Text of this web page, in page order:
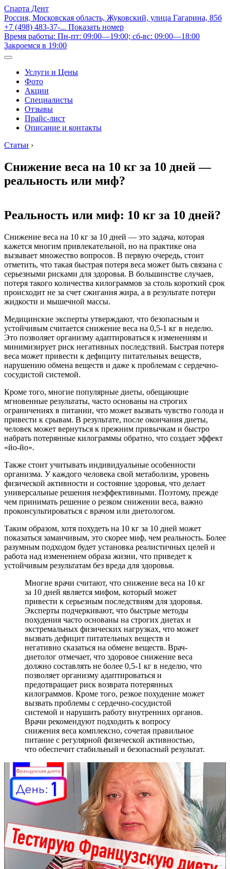
Спарта Дент
Россия, Московская область, Жуковский, улица Гагарина, 85б
+7 (498) 483-37-... Показать номер
Время работы: Пн-пт: 09:00—19:00; сб-вс: 09:00—18:00
Закроемся в 19:00
Услуги и Цены
Фото
Акции
Специалисты
Отзывы
Прайс-лист
Описание и контакты
Статьи ›
Снижение веса на 10 кг за 10 дней —
реальность или миф?
Реальность или миф: 10 кг за 10 дней?
Снижение веса на 10 кг за 10 дней — это задача, которая
кажется многим привлекательной, но на практике она
вызывает множество вопросов. В первую очередь, стоит
отметить, что такая быстрая потеря веса может быть связана с
серьезными рисками для здоровья. В большинстве случаев,
потеря такого количества килограммов за столь короткий срок
происходит не за счет сжигания жира, а в результате потери
жидкости и мышечной массы.
Медицинские эксперты утверждают, что безопасным и
устойчивым считается снижение веса на 0,5-1 кг в неделю.
Это позволяет организму адаптироваться к изменениям и
минимизирует риск негативных последствий. Быстрая потеря
веса может привести к дефициту питательных веществ,
нарушению обмена веществ и даже к проблемам с сердечно-
сосудистой системой.
Кроме того, многие популярные диеты, обещающие
мгновенные результаты, часто основаны на строгих
ограничениях в питании, что может вызвать чувство голода и
привести к срывам. В результате, после окончания диеты,
человек может вернуться к прежним привычкам и быстро
набрать потерянные килограммы обратно, что создает эффект
«йо-йо».
Также стоит учитывать индивидуальные особенности
организма. У каждого человека свой метаболизм, уровень
физической активности и состояние здоровья, что делает
универсальные решения неэффективными. Поэтому, прежде
чем принимать решение о резком снижении веса, важно
проконсультироваться с врачом или диетологом.
Таким образом, хотя похудеть на 10 кг за 10 дней может
показаться заманчивым, это скорее миф, чем реальность. Более
разумным подходом будет установка реалистичных целей и
работа над изменением образа жизни, что приведет к
устойчивым результатам без вреда для здоровья.
Многие врачи считают, что снижение веса на 10 кг
за 10 дней является мифом, который может
привести к серьезным последствиям для здоровья.
Эксперты подчеркивают, что быстрые методы
похудения часто основаны на строгих диетах и
экстремальных физических нагрузках, что может
вызвать дефицит питательных веществ и
негативно сказаться на обмене веществ. Врач-
диетолог отмечает, что здоровое снижение веса
должно составлять не более 0,5-1 кг в неделю, что
позволяет организму адаптироваться и
предотвращает риск возврата потерянных
килограммов. Кроме того, резкое похудение может
вызвать проблемы с сердечно-сосудистой
системой и нарушить работу внутренних органов.
Врачи рекомендуют подходить к вопросу
снижения веса комплексно, сочетая правильное
питание с регулярной физической активностью,
что обеспечит стабильный и безопасный результат.